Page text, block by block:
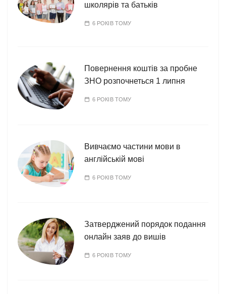
школярів та батьків
6 РОКІВ ТОМУ
Повернення коштів за пробне
ЗНО розпочнеться 1 липня
6 РОКІВ ТОМУ
Вивчаємо частини мови в
англійській мові
6 РОКІВ ТОМУ
Затверджений порядок подання
онлайн заяв до вишів
6 РОКІВ ТОМУ